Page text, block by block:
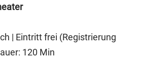
| Eintritt frei (Registrierung
120 Min